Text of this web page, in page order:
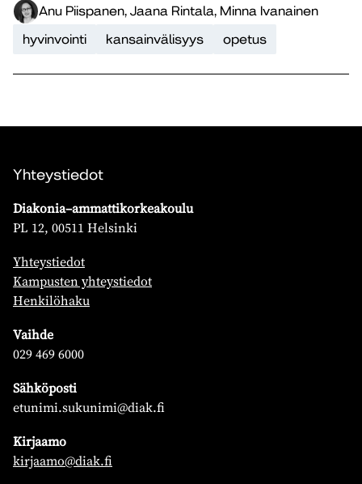
Anu Piispanen, Jaana Rintala, Minna Ivanainen
hyvinvointi
kansainvälisyys opetus
Yhteystiedot
Diakonia–ammattikorkeakoulu
PL 12, 00511 Helsinki
Yhteystiedot
Kampusten yhteystiedot
Henkilöhaku
Vaihde
029 469 6000
Sähköposti
etunimi.sukunimi@diak.fi
Kirjaamo
kirjaamo@diak.fi